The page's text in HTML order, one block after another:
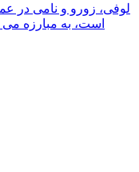
لوفی، زورو و نامی در
است، به مبارزه می